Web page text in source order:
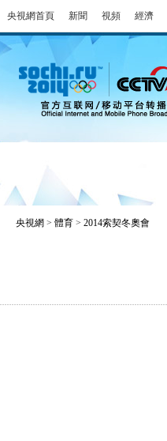
央視網首頁 新聞 視頻 經濟
央視網 > 體育 > 2014索契冬奧會